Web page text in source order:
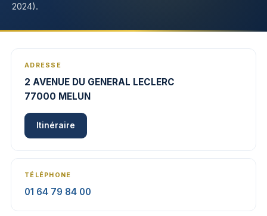
2024).
ADRESSE
2 AVENUE DU GENERAL LECLERC
77000 MELUN
Itinéraire
TÉLÉPHONE
01 64 79 84 00